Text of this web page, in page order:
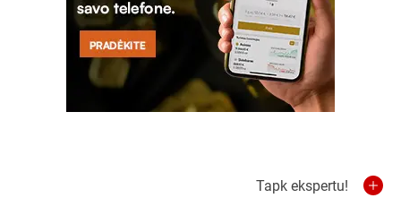
Tapk ekspertu!